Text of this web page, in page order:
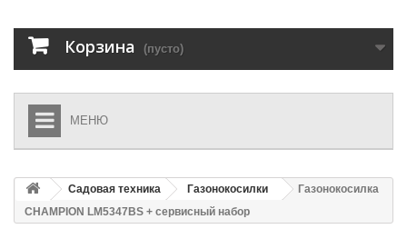
Корзина (пусто)
МЕНЮ
Садовая техника Газонокосилки
Газонокосилка
CHAMPION LM5347BS + сервисный набор